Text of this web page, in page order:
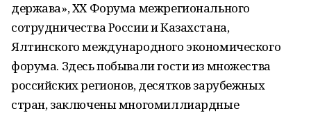
держава», ХХ Форума межрегионального
сотрудничества России и Казахстана,
Ялтинского международного экономического
форума. Здесь побывали гости из множества
российских регионов, десятков зарубежных
стран, заключены многомиллиардные